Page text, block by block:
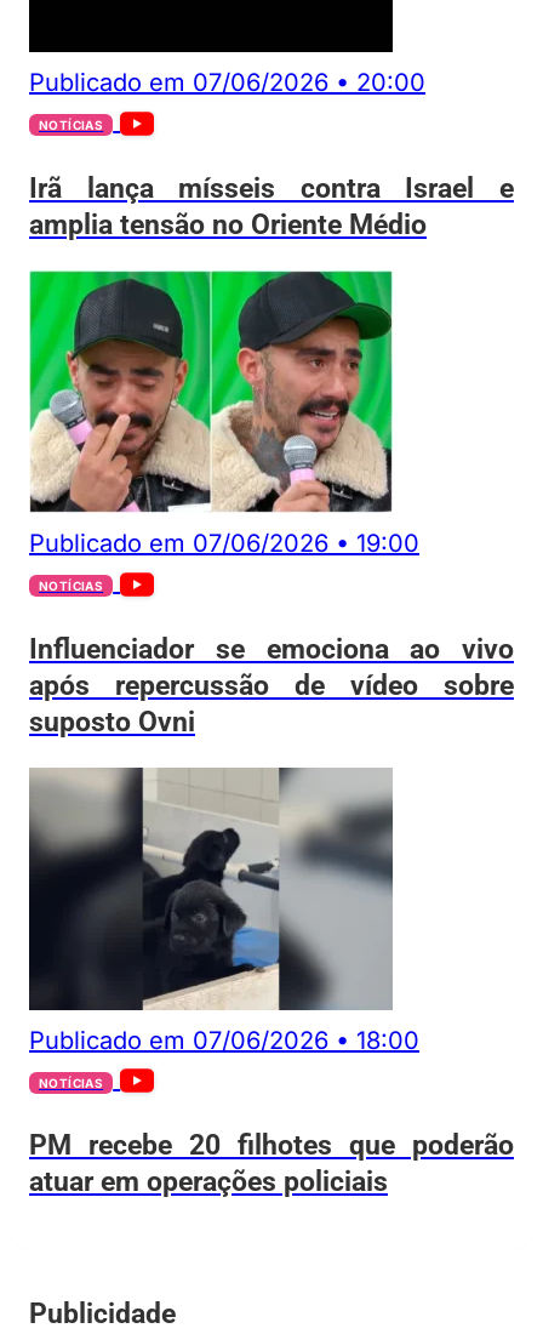
Publicado em 07/06/2026 • 20:00
NOTÍCIAS
Irã lança mísseis contra Israel e
amplia tensão no Oriente Médio
Publicado em 07/06/2026 • 19:00
NOTÍCIAS
Influenciador se emociona ao vivo
após repercussão de vídeo sobre
suposto Ovni
Publicado em 07/06/2026 • 18:00
NOTÍCIAS
PM recebe 20 filhotes que poderão
atuar em operações policiais
Publicidade